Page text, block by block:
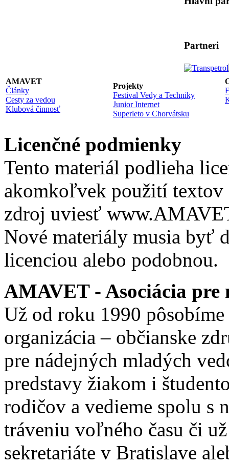
Partneri
AMAVET
Články
Cesty za vedou
Klubová činnosť
Projekty
Festival Vedy a Techniky
Junior Internet
Superleto v Chorvátsku
Licenčné podmienky
Tento materiál podlieha
akomkoľvek použití textov
zdroj uviesť
Nové materiály musia byť
licenciou alebo podobnou.
AMAVET - Asociácia pre
Už od roku 1990
organizácia – občianske
pre nádejných mladých
predstavy žiakom i
rodičov a vedieme spolu s
tráveniu voľného času či
sekretariáte v Bratislave